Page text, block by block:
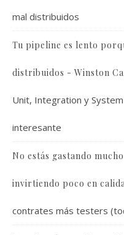
mal distribuidos
Tu pipeline es lento
distribuidos - Winston
Unit, Integration y
interesante
No estás gastando
invirtiendo poco en
contrates más testers